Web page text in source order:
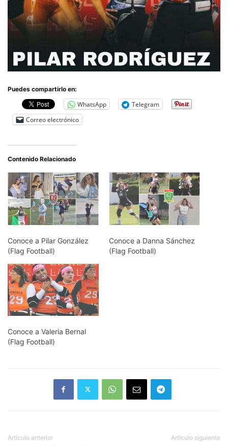
Puedes compartirlo en:
WhatsApp
Telegram
Correo electrónico
Contenido Relacionado
Conoce a Pilar González
(Flag Football)
Conoce a Danna Sánchez
(Flag Football)
Conoce a Valeria Bernal
(Flag Football)
Artículo anterior Artículo siguiente